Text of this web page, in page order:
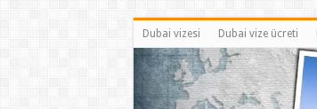
Dubai vizesi Dubai vize ücreti